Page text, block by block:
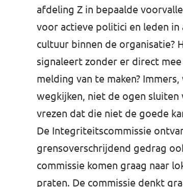
afdeling Z in bepaalde
voor actieve politici en leden in
cultuur binnen de organisatie?
signaleert zonder er direct
melding van te maken?
wegkijken, niet de ogen
vrezen dat die niet de goede
De Integriteitscommissie
grensoverschrijdend gedrag
commissie komen graag naar
praten. De commissie denkt